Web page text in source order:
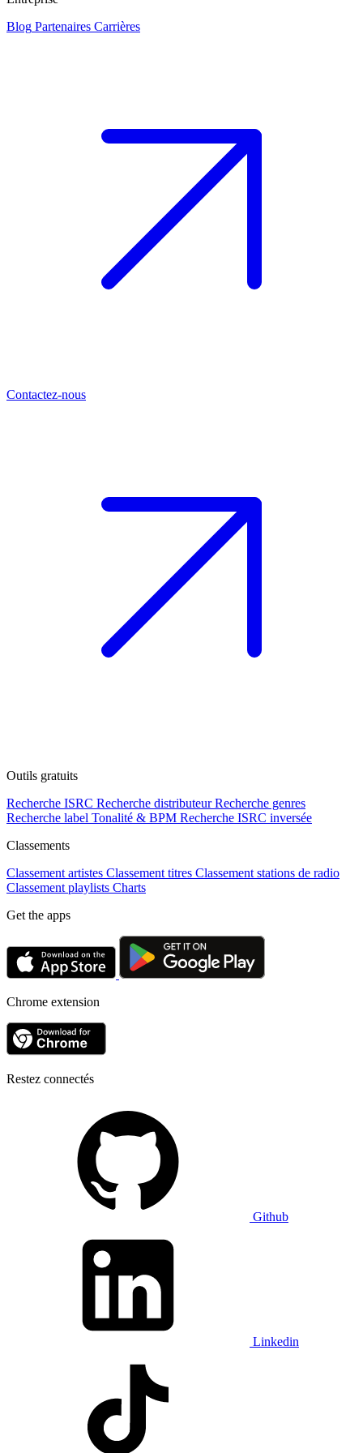
Blog Partenaires Carrières
Contactez-nous
Outils gratuits
Recherche ISRC Recherche distributeur Recherche genres
Recherche label Tonalité & BPM Recherche ISRC inversée
Classements
Classement artistes Classement titres Classement stations de radio
Classement playlists Charts
Get the apps
Chrome extension
Restez connectés
Github
Linkedin